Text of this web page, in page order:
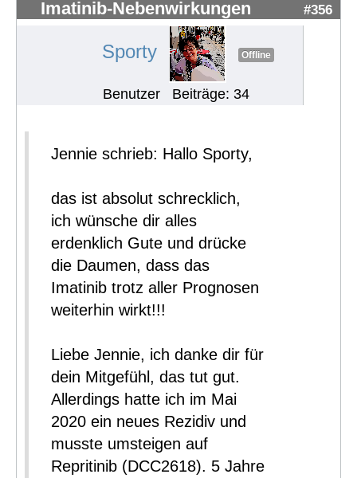
Imatinib-Nebenwirkungen #356
Sporty Offline
Benutzer Beiträge: 34
Jennie schrieb: Hallo Sporty,
das ist absolut schrecklich,
ich wünsche dir alles
erdenklich Gute und drücke
die Daumen, dass das
Imatinib trotz aller Prognosen
weiterhin wirkt!!!
Liebe Jennie, ich danke dir für
dein Mitgefühl, das tut gut.
Allerdings hatte ich im Mai
2020 ein neues Rezidiv und
musste umsteigen auf
Repritinib (DCC2618). 5 Jahre